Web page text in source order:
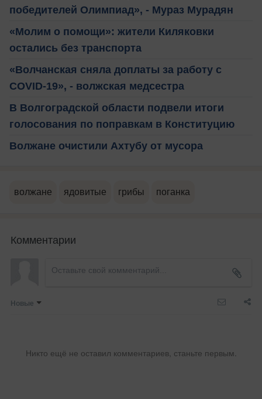
победителей Олимпиад», - Мураз Мурадян
«Молим о помощи»: жители Киляковки
остались без транспорта
«Волчанская сняла доплаты за работу с
COVID-19», - волжская медсестра
В Волгоградской области подвели итоги
голосования по поправкам в Конституцию
Волжане очистили Ахтубу от мусора
волжане ядовитые грибы поганка
Комментарии
Новые
Никто ещё не оставил комментариев, станьте первым.